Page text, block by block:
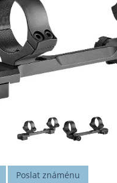
Poslat známénu